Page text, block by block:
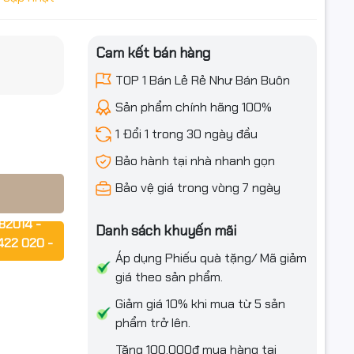
-
020 -
Cam kết bán hàng
TOP 1 Bán Lẻ Rẻ Như Bán Buôn
Sản phẩm chính hãng 100%
1 Đổi 1 trong 30 ngày đầu
Bảo hành tại nhà nhanh gọn
Bảo vệ giá trong vòng 7 ngày
Danh sách khuyến mãi
Áp dụng Phiếu quà tặng/ Mã giảm
giá theo sản phẩm.
Giảm giá 10% khi mua từ 5 sản
phẩm trở lên.
Tặng 100.000₫ mua hàng tại
& Vân
nghệ
Máy
máy,
ưu đãi